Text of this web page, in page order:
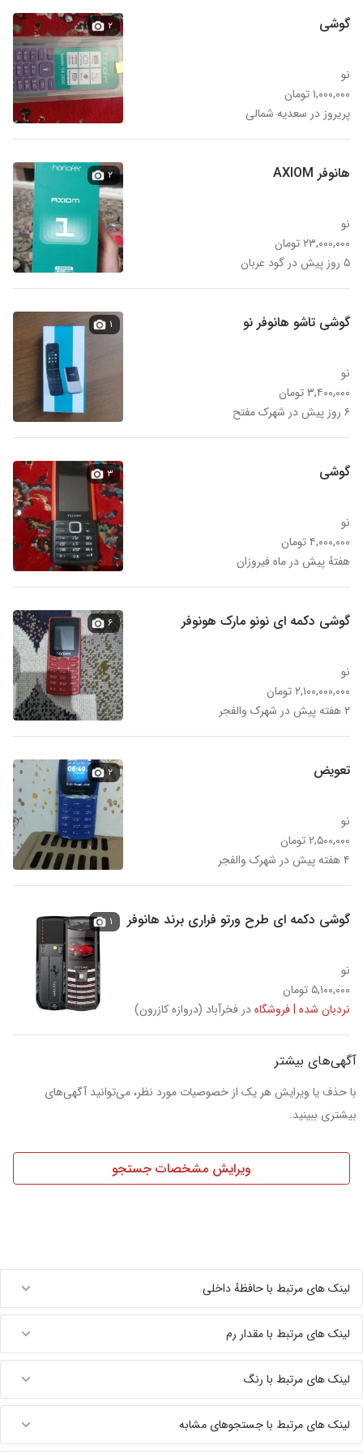
گوشی
نو
۱,۰۰۰,۰۰۰ تومان
پریروز در سعدیه شمالی
۲
هانوفر AXIOM
نو
۲۳,۰۰۰,۰۰۰ تومان
۵ روز پیش در گود عربان
۲
گوشی تاشو هانوفر نو
نو
۳,۴۰۰,۰۰۰ تومان
۶ روز پیش در شهرک مفتح
۱
گوشی
نو
۴,۰۰۰,۰۰۰ تومان
هفتهٔ پیش در ماه فیروزان
۳
گوشی دکمه ای نونو مارک هونوفر
نو
۲,۱۰۰,۰۰۰,۰۰۰ تومان
۲ هفته پیش در شهرک والفجر
۶
تعویض
نو
۲,۵۰۰,۰۰۰ تومان
۴ هفته پیش در شهرک والفجر
۲
گوشی دکمه ای طرح ورتو فراری برند هانوفر
نو
۵,۱۰۰,۰۰۰ تومان
نردبان شده | فروشگاهدر فخرآباد (دروازه کازرون)
۱
آگهی‌های بیشتر
با حذف یا ویرایش هر یک از خصوصیات مورد نظر، می‌توانید آگهی‌های
بیشتری ببینید.
ویرایش مشخصات جستجو
لینک های مرتبط با حافظهٔ داخلی
لینک های مرتبط با مقدار رم
لینک های مرتبط با رنگ
لینک های مرتبط با جستجوهای مشابه